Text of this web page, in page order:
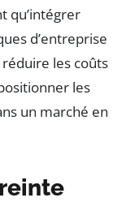
qu’intégrer
d’entreprise
les coûts
les
un marché en